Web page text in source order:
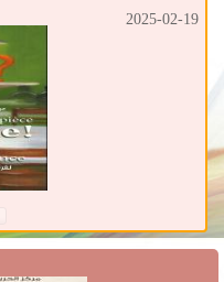
2025-02-19